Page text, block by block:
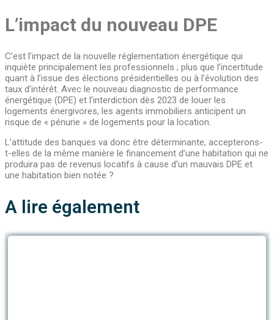
L’impact du nouveau DPE
C’est l’impact de la nouvelle réglementation énergétique qui
inquiète principalement les professionnels ; plus que l’incertitude
quant à l’issue des élections présidentielles ou à l’évolution des
taux d’intérêt. Avec le nouveau diagnostic de performance
énergétique (DPE) et l’interdiction dès 2023 de louer les
logements énergivores, les agents immobiliers anticipent un
risque de « pénurie » de logements pour la location.
L’attitude des banques va donc être déterminante, accepterons-
t-elles de la même manière le financement d’une habitation qui ne
produira pas de revenus locatifs à cause d’un mauvais DPE et
une habitation bien notée ?
A lire également